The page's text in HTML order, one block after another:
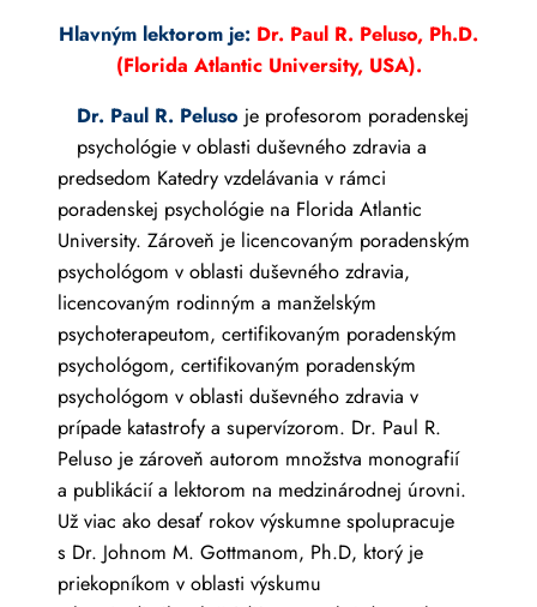
Hlavným lektorom je: Dr. Paul R. Peluso, Ph.D.
(Florida Atlantic University, USA).
Dr. Paul R. Peluso je profesorom poradenskej
psychológie v oblasti duševného zdravia a
predsedom Katedry vzdelávania v rámci
poradenskej psychológie na Florida Atlantic
University. Zároveň je licencovaným poradenským
psychológom v oblasti duševného zdravia,
licencovaným rodinným a manželským
psychoterapeutom, certifikovaným poradenským
psychológom, certifikovaným poradenským
psychológom v oblasti duševného zdravia v
prípade katastrofy a supervízorom. Dr. Paul R.
Peluso je zároveň autorom množstva monografií
a publikácií a lektorom na medzinárodnej úrovni.
Už viac ako desať rokov výskumne spolupracuje
s Dr. Johnom M. Gottmanom, Ph.D, ktorý je
priekopníkom v oblasti výskumu